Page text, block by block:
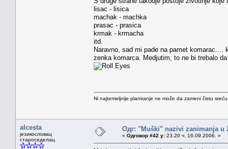
lisac - lisica
machak - machka
prasac - prasica
krmak - krmacha
itd.
Naravno, sad mi pade na pamet komarac....
zenka komarca. Medjutim, to ne bi trebalo
Ni najtemeljnije planiranje ne može da zameni čistu
alcesta
језикословац
староседелац
Одг: "Muški" nazivi zanimanja u
« Одговор #42 у: 23.20 ч. 16.09.2006. »